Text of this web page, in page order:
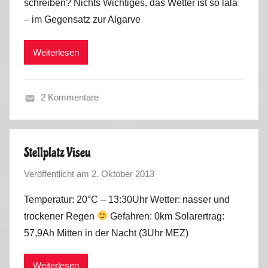
0
3
1
4
M
schreiben? Nichts Wichtiges, das Wetter ist so lala
– im Gegensatz zur Algarve
Weiterlesen
e
b
s
2
0
1
3
2 Kommentare
Stellplatz Viseu
Veröffentlicht am 2. Oktober 2013
n
M
a
Temperatur: 20°C – 13:30Uhr Wetter: nasser und
trockener Regen
Gefahren: 0km Solarertrag:
57,9Ah Mitten in der Nacht (3Uhr MEZ)
Weiterlesen